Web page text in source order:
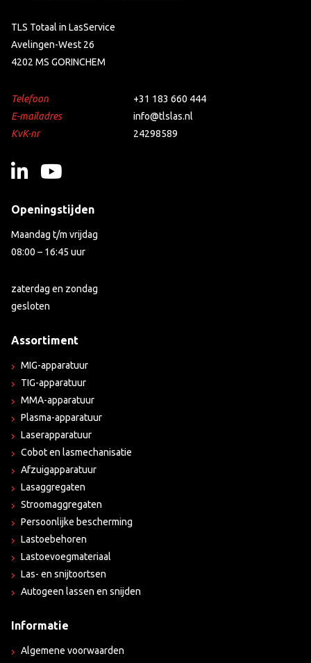
TLS Totaal in LasService
Avelingen-West 26
4202 MS GORINCHEM
Telefoon
+31 183 660 444
E-mailadres
info@tlslas.nl
KvK-nr
24298589
Openingstijden
Maandag t/m vrijdag
08:00 – 16:45 uur
zaterdag en zondag
gesloten
Assortiment
MIG-apparatuur
TIG-apparatuur
MMA-apparatuur
Plasma-apparatuur
Laserapparatuur
Cobot en lasmechanisatie
Afzuigapparatuur
Lasaggregaten
Stroomaggregaten
Persoonlijke bescherming
Lastoebehoren
Lastoevoegmateriaal
Las- en snijtoortsen
Autogeen lassen en snijden
Informatie
Algemene voorwaarden